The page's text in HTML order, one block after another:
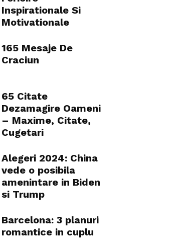
Inspirationale Si
Motivationale
165 Mesaje De
Craciun
65 Citate
Dezamagire Oameni
– Maxime, Citate,
Cugetari
Alegeri 2024: China
vede o posibila
amenintare in Biden
si Trump
Barcelona: 3 planuri
romantice in cuplu